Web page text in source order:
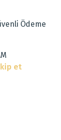
Ödeme
et